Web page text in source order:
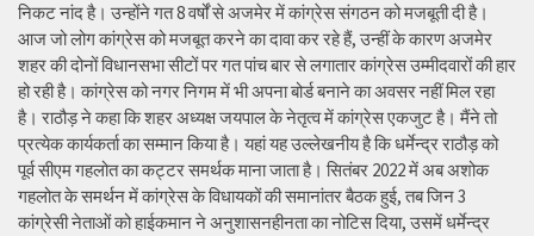
निकट नांद है। उन्होंने गत 8 वर्षों से अजमेर में कांग्रेस संगठन को मजबूती दी है।
आज जो लोग कांग्रेस को मजबूत करने का दावा कर रहे हैं, उन्हीं के कारण अजमेर
शहर की दोनों विधानसभा सीटों पर गत पांच बार से लगातार कांग्रेस उम्मीदवारों की हार
हो रही है। कांग्रेस को नगर निगम में भी अपना बोर्ड बनाने का अवसर नहीं मिल रहा
है। राठौड़ ने कहा कि शहर अध्यक्ष जयपाल के नेतृत्व में कांग्रेस एकजुट है। मैंने तो
प्रत्येक कार्यकर्ता का सम्मान किया है। यहां यह उल्लेखनीय है कि धर्मेन्द्र राठौड़ को
पूर्व सीएम गहलोत का कट्टर समर्थक माना जाता है। सितंबर 2022 में अब अशोक
गहलोत के समर्थन में कांग्रेस के विधायकों की समानांतर बैठक हुई, तब जिन 3
कांग्रेसी नेताओं को हाईकमान ने अनुशासनहीनता का नोटिस दिया, उसमें धर्मेन्द्र